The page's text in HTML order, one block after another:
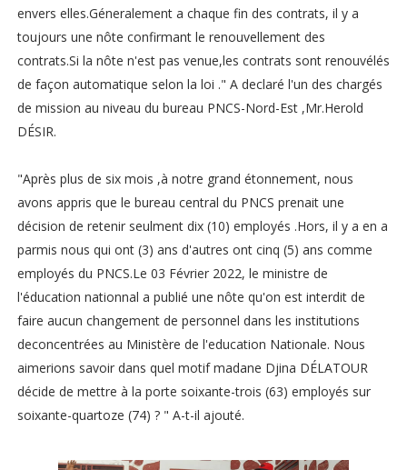
envers elles.Géneralement a chaque fin des contrats, il y a
toujours une nôte confirmant le renouvellement des
contrats.Si la nôte n'est pas venue,les contrats sont renouvélés
de façon automatique selon la loi ." A declaré l'un des chargés
de mission au niveau du bureau PNCS-Nord-Est ,Mr.Herold
DÉSIR.
"Après plus de six mois ,à notre grand étonnement, nous
avons appris que le bureau central du PNCS prenait une
décision de retenir seulment dix (10) employés .Hors, il y a en a
parmis nous qui ont (3) ans d'autres ont cinq (5) ans comme
employés du PNCS.Le 03 Février 2022, le ministre de
l'éducation nationnal a publié une nôte qu'on est interdit de
faire aucun changement de personnel dans les institutions
deconcentrées au Ministère de l'education Nationale. Nous
aimerions savoir dans quel motif madane Djina DÉLATOUR
décide de mettre à la porte soixante-trois (63) employés sur
soixante-quartoze (74) ? " A-t-il ajouté.